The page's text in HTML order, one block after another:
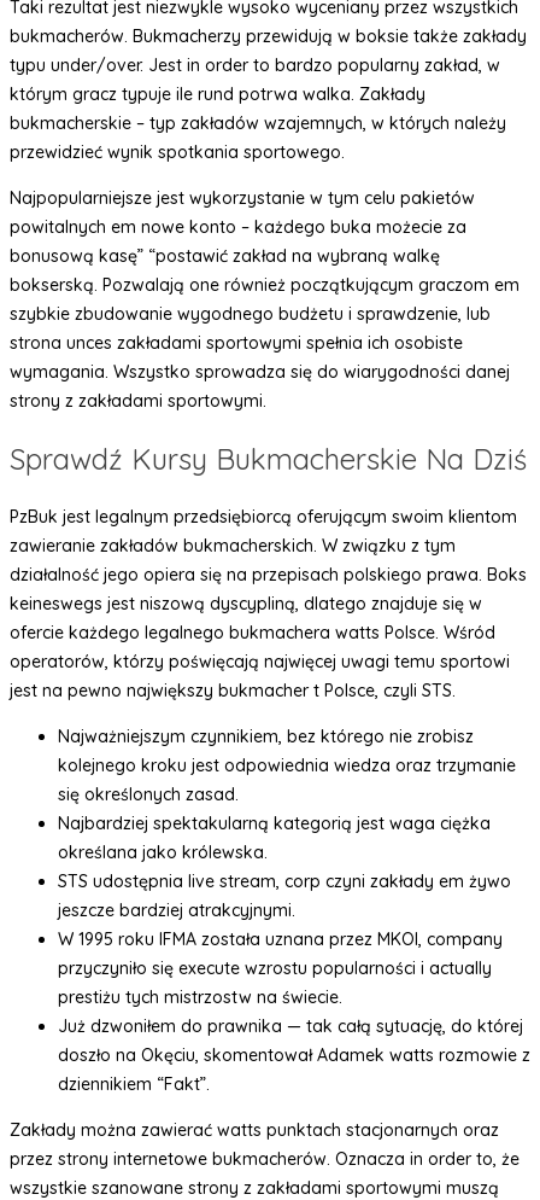
Taki rezultat jest niezwykle wysoko wyceniany przez wszystkich
bukmacherów. Bukmacherzy przewidują w boksie także zakłady
typu under/over. Jest in order to bardzo popularny zakład, w
którym gracz typuje ile rund potrwa walka. Zakłady
bukmacherskie – typ zakładów wzajemnych, w których należy
przewidzieć wynik spotkania sportowego.
Najpopularniejsze jest wykorzystanie w tym celu pakietów
powitalnych em nowe konto – każdego buka możecie za
bonusową kasę” “postawić zakład na wybraną walkę
bokserską. Pozwalają one również początkującym graczom em
szybkie zbudowanie wygodnego budżetu i sprawdzenie, lub
strona unces zakładami sportowymi spełnia ich osobiste
wymagania. Wszystko sprowadza się do wiarygodności danej
strony z zakładami sportowymi.
Sprawdź Kursy Bukmacherskie Na Dziś
PzBuk jest legalnym przedsiębiorcą oferującym swoim klientom
zawieranie zakładów bukmacherskich. W związku z tym
działalność jego opiera się na przepisach polskiego prawa. Boks
keineswegs jest niszową dyscypliną, dlatego znajduje się w
ofercie każdego legalnego bukmachera watts Polsce. Wśród
operatorów, którzy poświęcają najwięcej uwagi temu sportowi
jest na pewno największy bukmacher t Polsce, czyli STS.
Najważniejszym czynnikiem, bez którego nie zrobisz
kolejnego kroku jest odpowiednia wiedza oraz trzymanie
się określonych zasad.
Najbardziej spektakularną kategorią jest waga ciężka
określana jako królewska.
STS udostępnia live stream, corp czyni zakłady em żywo
jeszcze bardziej atrakcyjnymi.
W 1995 roku IFMA została uznana przez MKOl, company
przyczyniło się execute wzrostu popularności i actually
prestiżu tych mistrzostw na świecie.
Już dzwoniłem do prawnika — tak całą sytuację, do której
doszło na Okęciu, skomentował Adamek watts rozmowie z
dziennikiem “Fakt”.
Zakłady można zawierać watts punktach stacjonarnych oraz
przez strony internetowe bukmacherów. Oznacza in order to, że
wszystkie szanowane strony z zakładami sportowymi muszą